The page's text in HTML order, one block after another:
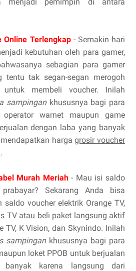
Online Terlengkap- Semakin hari
kebutuhan oleh para gamer,
sebagian para gamer
tentu tak segan-segan merogoh
untuk membeli voucher. Inilah
sampingankhususnya bagi para
operator warnet maupun game
dengan laba yang banyak
hargagrosir voucher
.
Murah Meriah- Mau isi saldo
Sekarang Anda bisa
saldo voucher elektrik Orange TV,
TV atau beli paket langsung aktif
TV, K Vision, dan Skynindo. Inilah
sampingankhususnya bagi para
loket PPOB untuk berjualan
karena langsung dari